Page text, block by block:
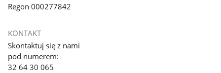
Regon 000277842
KONTAKT
Skontaktuj się z nami
pod numerem:
32 64 30 065